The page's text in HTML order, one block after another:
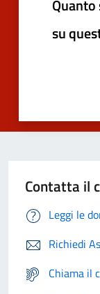
su
Contatta il
Leggi le
Richiedi
Chiama il